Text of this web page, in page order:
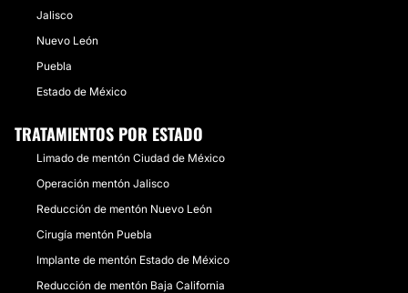
Jalisco
Nuevo León
Puebla
Estado de México
TRATAMIENTOS POR ESTADO
Limado de mentón Ciudad de México
Operación mentón Jalisco
Reducción de mentón Nuevo León
Cirugía mentón Puebla
Implante de mentón Estado de México
Reducción de mentón Baja California